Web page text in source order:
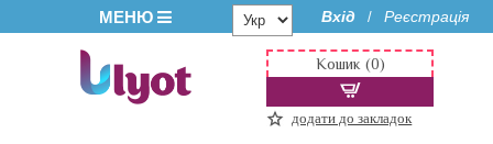
МЕНЮ Вхід / Реєстрація
Кошик (0)
додати до закладок